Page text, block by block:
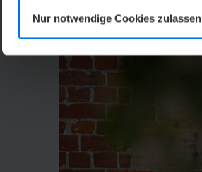
Nur notwendige Cookies zulassen